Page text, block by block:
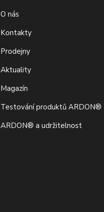
O nás
Kontakty
Prodejny
Aktuality
Magazín
Testování produktů ARDON®
ARDON® a udržitelnost